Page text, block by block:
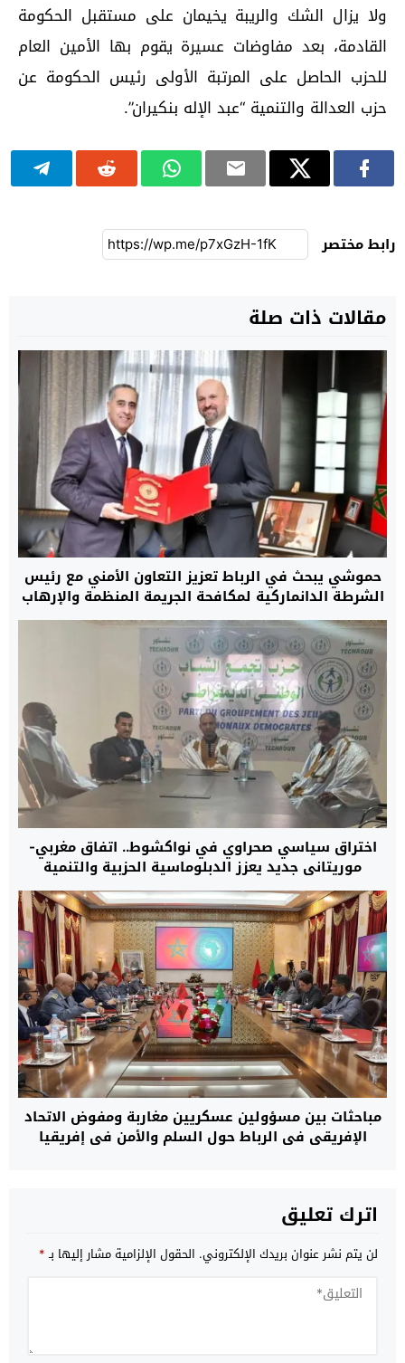
ولا يزال الشك والريبة يخيمان على مستقبل الحكومة
القادمة، بعد مفاوضات عسيرة يقوم بها الأمين العام
للحزب الحاصل على المرتبة الأولى رئيس الحكومة عن
حزب العدالة والتنمية “عبد الإله بنكيران”.
رابط مختصر
مقالات ذات صلة
حموشي يبحث في الرباط تعزيز التعاون الأمني مع رئيس
الشرطة الدانماركية لمكافحة الجريمة المنظمة والإرهاب
اختراق سياسي صحراوي في نواكشوط.. اتفاق مغربي-
موريتاني جديد يعزز الدبلوماسية الحزبية والتنمية
المستدامة
مباحثات بين مسؤولين عسكريين مغاربة ومفوض الاتحاد
الإفريقي في الرباط حول السلم والأمن في إفريقيا
اترك تعليق
لن يتم نشر عنوان بريدك الإلكتروني. الحقول الإلزامية مشار إليها بـ*